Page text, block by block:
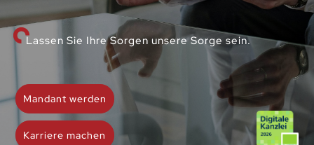
Lassen Sie Ihre Sorgen unsere Sorge sein.
Mandant werden
Karriere machen